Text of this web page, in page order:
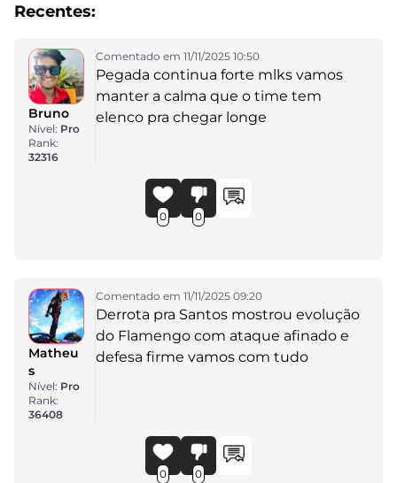
Recentes:
Bruno
Nível: Pro
Rank:
32316
Comentado em 11/11/2025 10:50
Pegada continua forte mlks vamos
manter a calma que o time tem
elenco pra chegar longe
0 0
Matheu
s
Nível: Pro
Rank:
36408
Comentado em 11/11/2025 09:20
Derrota pra Santos mostrou evolução
do Flamengo com ataque afinado e
defesa firme vamos com tudo
0 0